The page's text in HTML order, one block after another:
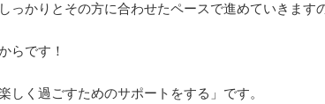
っかりとその方に合わせたペースで進めていきます
らです！
しく過ごすためのサポートをする」です。